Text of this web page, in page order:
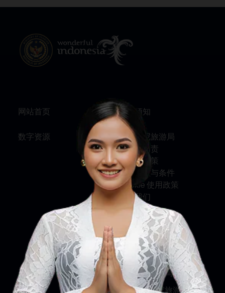
网站首页
数字资源
旅行须知
关于印尼旅游局
服务与问责
隐私权政策
使用条款与条件
Cookie 使用政策
联系我们
关注我们
印尼旅游部
印尼旅游局
印尼国家旅游局